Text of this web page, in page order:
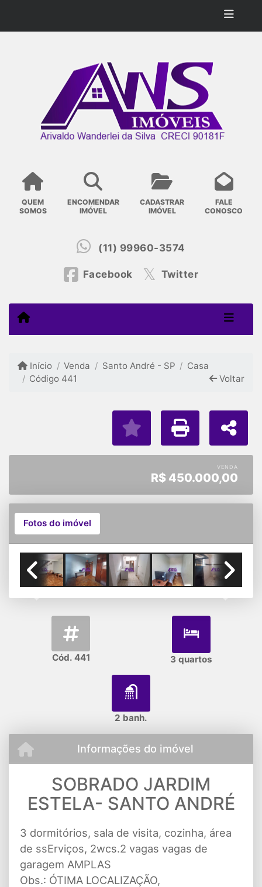
QUEM
SOMOS
ENCOMENDAR
IMÓVEL
CADASTRAR
IMÓVEL
FALE
CONOSCO
(11) 99960-3574
Facebook Twitter
Início Venda Santo André - SP
Casa
Código 441
Voltar
VENDA
R$ 450.000,00
Fotos do imóvel
Cód. 441 3 quartos
2 banh.
Informações do imóvel
SOBRADO JARDIM
ESTELA- SANTO ANDRÉ
3 dormitórios, sala de visita, cozinha, área
de ssErviços, 2wcs.2 vagas vagas de
garagem AMPLAS
Obs.: ÓTIMA LOCALIZAÇÃO,